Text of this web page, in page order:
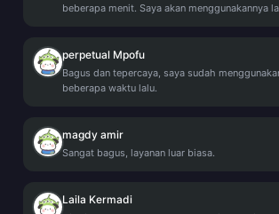
beberapa menit. Saya akan menggunakannya
perpetual Mpofu
Bagus dan tepercaya, saya sudah
beberapa waktu lalu.
magdy amir
Sangat bagus, layanan luar biasa.
Laila Kermadi